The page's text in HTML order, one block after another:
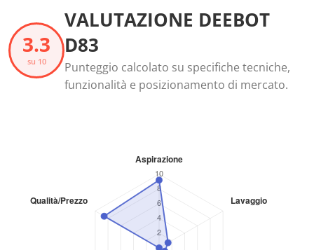
3.3
su 10
VALUTAZIONE DEEBOT
D83
Punteggio calcolato su specifiche tecniche,
funzionalità e posizionamento di mercato.